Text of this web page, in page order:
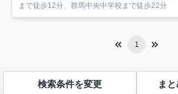
まで徒歩12分、群馬中央中学校まで徒歩22分
1
検索条件を変更 ま